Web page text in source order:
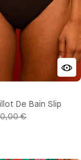
De Bain Slip
€